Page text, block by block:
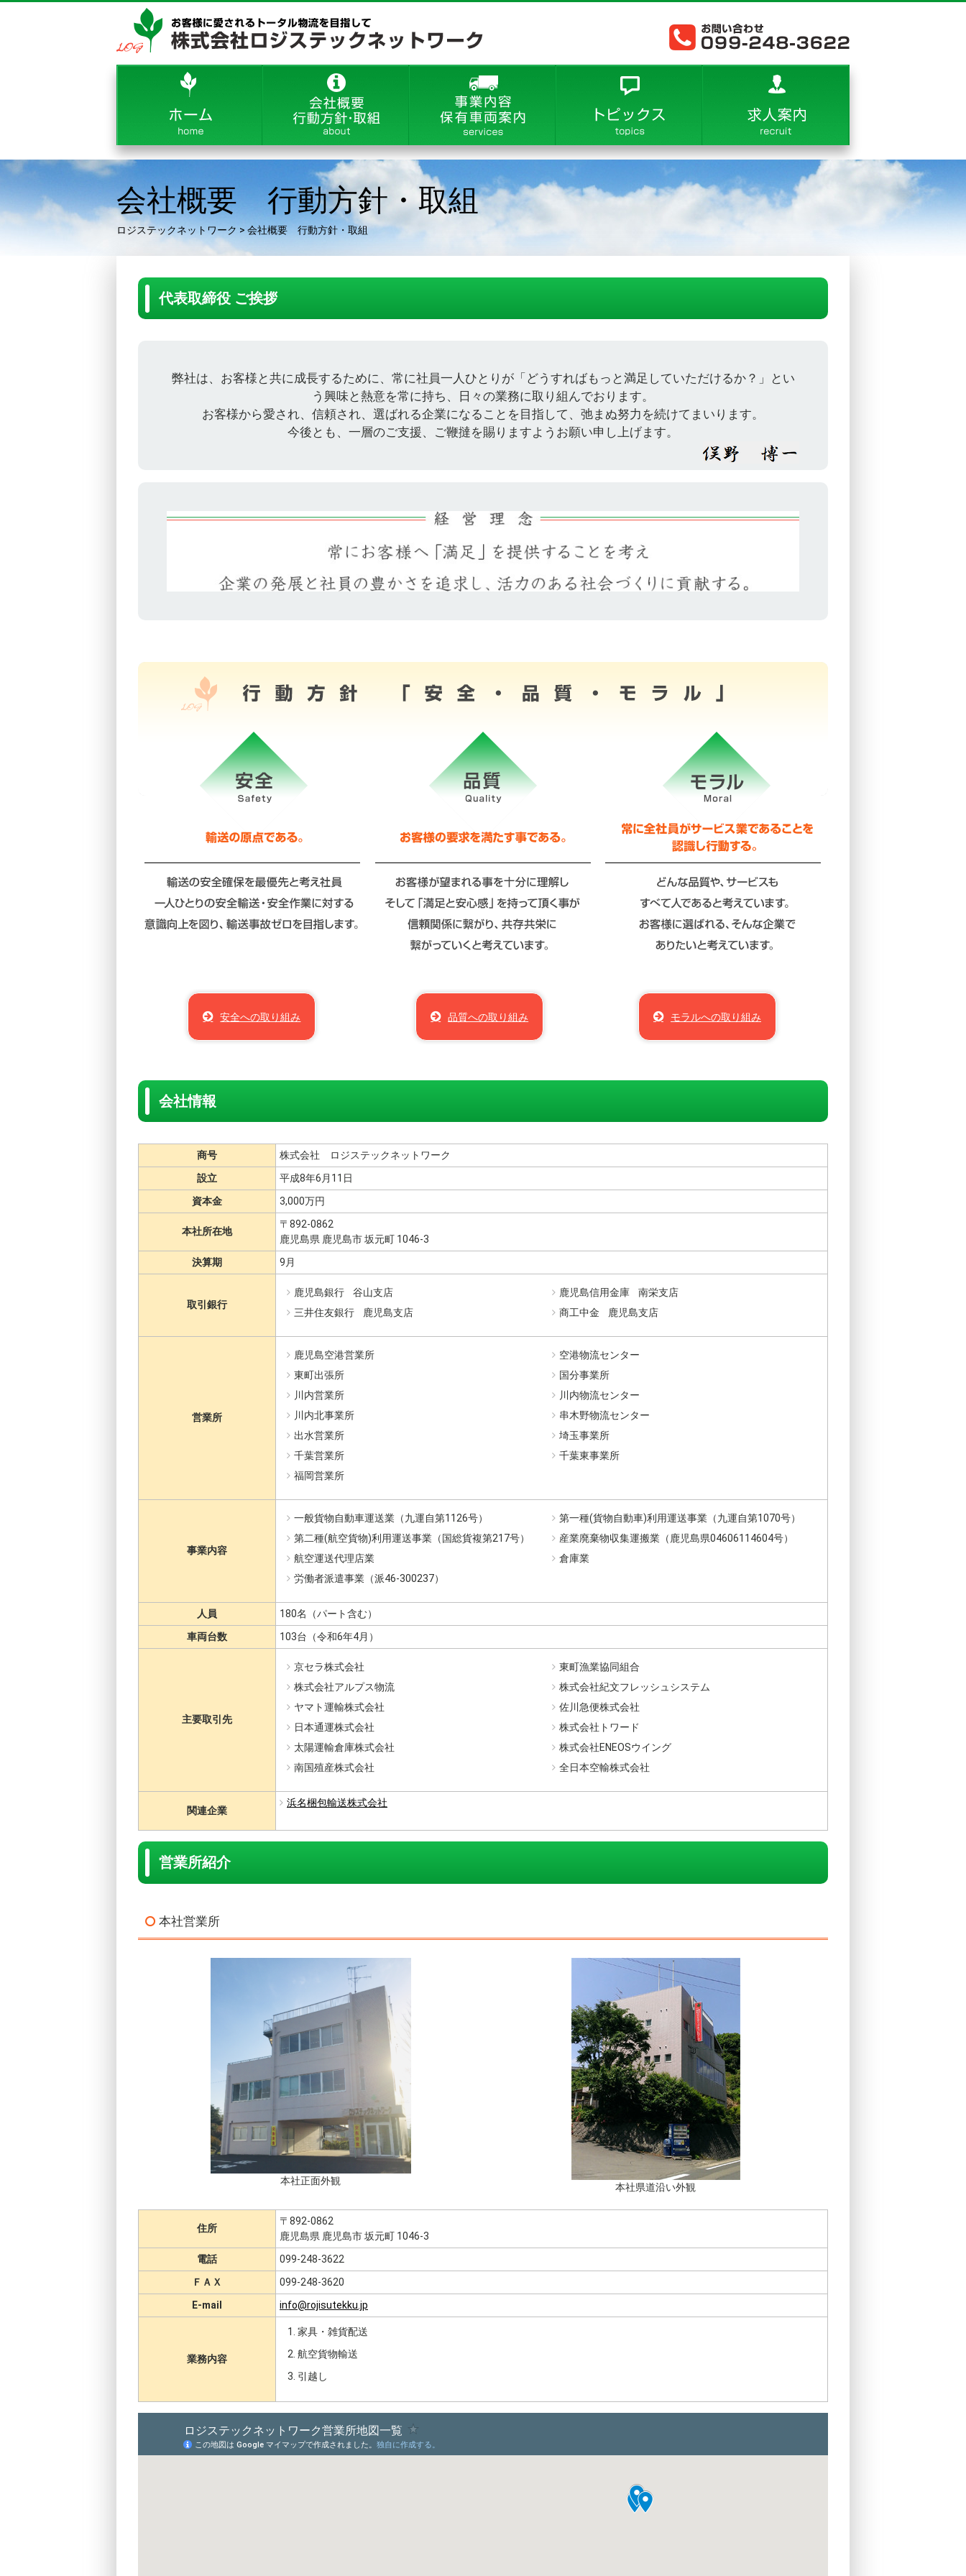
会社概要 行動方針・取組
ロジステックネットワーク > 会社概要 行動方針・取組
代表取締役 ご挨拶
弊社は、お客様と共に成長するために、常に社員一人ひとりが「どうすればもっと満足していただけるか？」とい
う興味と熱意を常に持ち、日々の業務に取り組んでおります。
お客様から愛され、信頼され、選ばれる企業になることを目指して、弛まぬ努力を続けてまいります。
今後とも、一層のご支援、ご鞭撻を賜りますようお願い申し上げます。
安全への取り組み 品質への取り組み モラルへの取り組み
会社情報
商号
株式会社 ロジステックネットワーク
設立
平成8年6月11日
資本金
3,000万円
本社所在地
〒892-0862
鹿児島県 鹿児島市 坂元町 1046-3
決算期
9月
取引銀行
鹿児島銀行 谷山支店
鹿児島信用金庫 南栄支店
三井住友銀行 鹿児島支店
商工中金 鹿児島支店
営業所
鹿児島空港営業所
空港物流センター
東町出張所
国分事業所
川内営業所
川内物流センター
川内北事業所
串木野物流センター
出水営業所
埼玉事業所
千葉営業所
千葉東事業所
福岡営業所
事業内容
一般貨物自動車運送業（九運自第1126号）
第一種(貨物自動車)利用運送事業（九運自第1070号）
第二種(航空貨物)利用運送事業（国総貨複第217号）
産業廃棄物収集運搬業（鹿児島県04606114604号）
航空運送代理店業
倉庫業
労働者派遣事業（派46-300237）
人員
180名（パート含む）
車両台数
103台（令和6年4月）
主要取引先
京セラ株式会社
東町漁業協同組合
株式会社アルプス物流
株式会社紀文フレッシュシステム
ヤマト運輸株式会社
佐川急便株式会社
日本通運株式会社
株式会社トワード
太陽運輸倉庫株式会社
株式会社ENEOSウイング
南国殖産株式会社
全日本空輸株式会社
関連企業
浜名梱包輸送株式会社
営業所紹介
本社営業所
本社正面外観
本社県道沿い外観
住所
〒892-0862
鹿児島県 鹿児島市 坂元町 1046-3
電話
099-248-3622
ＦＡＸ
099-248-3620
E-mail
info@rojisutekku.jp
業務内容
家具・雑貨配送
航空貨物輸送
引越し